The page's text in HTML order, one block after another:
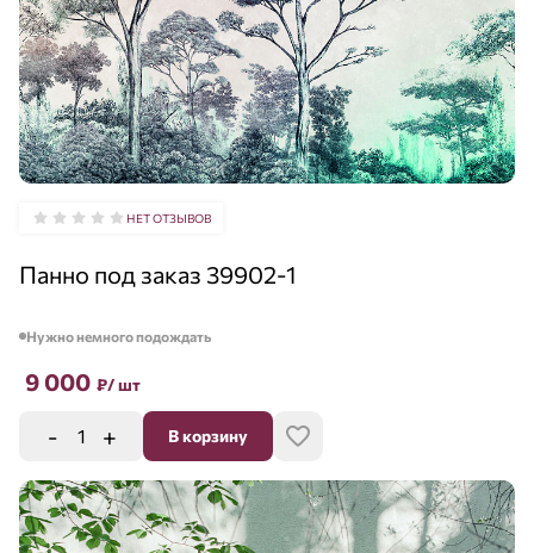
НЕТ ОТЗЫВОВ
Панно под заказ 39902-1
Нужно немного подождать
9 000 ₽/ шт
- + В корзину